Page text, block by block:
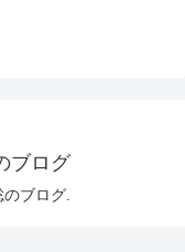
ブログ
ブログ.